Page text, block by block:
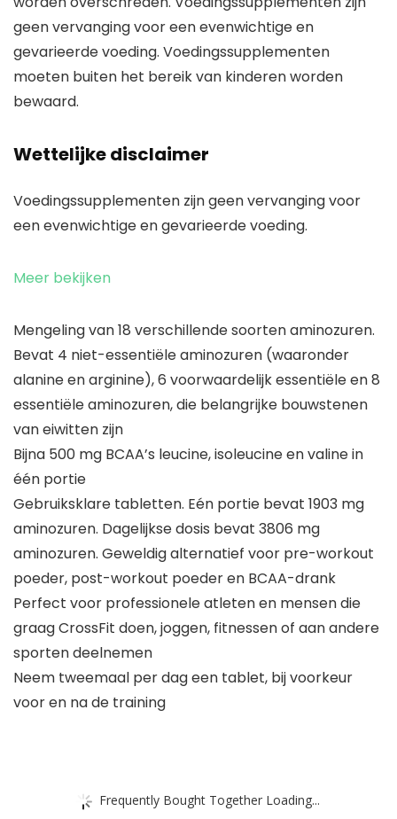
geen vervanging voor een evenwichtige en
gevarieerde voeding. Voedingssupplementen
moeten buiten het bereik van kinderen worden
bewaard.
Wettelijke disclaimer
Voedingssupplementen zijn geen vervanging voor
een evenwichtige en gevarieerde voeding.
Meer bekijken
Mengeling van 18 verschillende soorten aminozuren.
Bevat 4 niet-essentiële aminozuren (waaronder
alanine en arginine), 6 voorwaardelijk essentiële en 8
essentiële aminozuren, die belangrijke bouwstenen
van eiwitten zijn
Bijna 500 mg BCAA’s leucine, isoleucine en valine in
één portie
Gebruiksklare tabletten. Eén portie bevat 1903 mg
aminozuren. Dagelijkse dosis bevat 3806 mg
aminozuren. Geweldig alternatief voor pre-workout
poeder, post-workout poeder en BCAA-drank
Perfect voor professionele atleten en mensen die
graag CrossFit doen, joggen, fitnessen of aan andere
sporten deelnemen
Neem tweemaal per dag een tablet, bij voorkeur
voor en na de training
Frequently Bought Together Loading...